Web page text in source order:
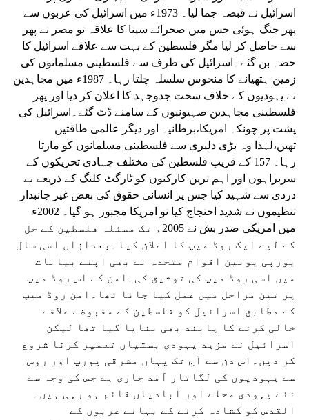
اسرائیل نے قبضہ جما لیا۔ 1973ء میں اسرائیل کی عربوں سے
پھر جنگ ہوئی جس میں صحرائے سینا کا علاقہ تو مصر نے پھر
سے حاصل کر لیا مگر فلسطین کے بہت سے علاقے اسرائیل کا
حصہ بن گئے۔اسرائیل کی طرف سے فلسطینی مسلمانوں کی
زمین ہتھیانے کا منحوس سلسلہ چلتا رہا۔ 1987ء میں مجاہدین
نے یہودیوں کے خلاف سخت جدوجہد کا اعلان کر دیا اور پھر
فلسطینی مجاہدین صہیونیوں کے سامنے ڈٹ گئے۔اسرائیل کی
پشت پر چونکہ امریکا،برطانیہ اور دیگر عالمی طاقتیں
تھیں،لہٰذا وہ بڑی دلیری سے فلسطینی مسلمانوں کو مارتا
رہا۔ 157 کے قریب فلسطین کی مختلف جہادی تحریکوں کے
سربراہوں اور اہم ترین کارکنوں کو ٹارگٹ کلنگ کے ذریعے بے
دردی سے شہید کیا جس پر انسانی حقوق کی بعض غیر جانبدار
تنظیموں نے شدید احتجاج کیا تو امریکا مجبور ہو گیا۔ 2002ء
میں امریکی صدر بش نے 2005ء تک مسئلہ فلسطین کے حل
کے لیے ایک روڈ میپ کا اعلان کیا۔بعدازاں اسی سال
یورپی یونین اقوام متحدہ نے بھی اپنے بیانات
میں اسی روڈ میپ کی توثیق کی۔امن کے اس روڈ میپ
پر تین مراحل میں عمل کیا جانا تھا۔امن روڈ میپ
کے مطابق اسرائیل کو فلسطین کے مقبوضے علاقے
خالی کرنے کا پابند بھی بنایا گیا تھا لیکن
اسرائیل نے مزید یہودی بستیاں تعمیر کرنا شروع
کر دیں۔اس دن سے آج تک یہاں مشرقی یورپ اور روس
سے یہودیوں کی لگاتار آمد جاری ہے جس کی وجہ سے
نئے یہودی محلے اور آبادیاں قائم ہو رہی ہیں۔
القدس کو کشادہ کرنے کے بہانے عربوں کے